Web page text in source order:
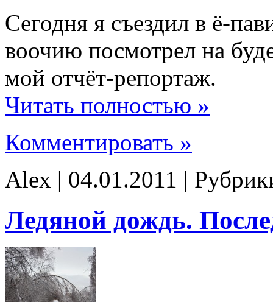
Сегодня я съездил в ё-
воочию посмотрел на
мой отчёт-репортаж.
Читать полностью »
Комментировать »
Alex | 04.01.2011 |
Ледяной дождь.